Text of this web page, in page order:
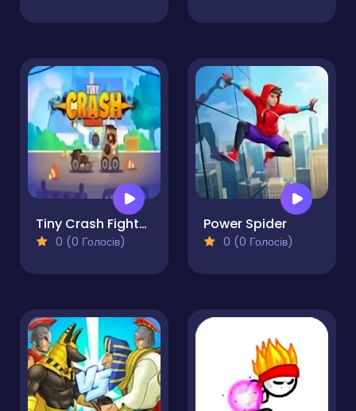
Tiny Crash Fighters Pro
0 (0 Голосів)
Power Spider
0 (0 Голосів)